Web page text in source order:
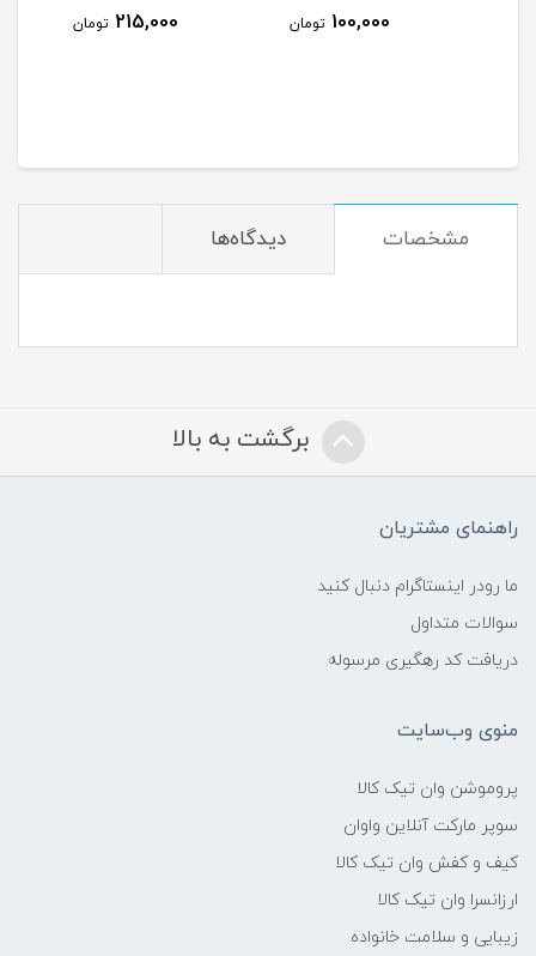
100,000 تومان 215,000 تومان
مشخصات دیدگاه‌ها
برگشت به بالا
راهنمای مشتریان
ما رودر اینستاگرام دنبال کنید
سوالات متداول
دریافت کد رهگیری مرسوله
منوی وب‌سایت
پروموشن وان تیک کالا
سوپر مارکت آنلاین واوان
کیف و کفش وان تیک کالا
ارزانسرا وان تیک کالا
زیبایی و سلامت خانواده